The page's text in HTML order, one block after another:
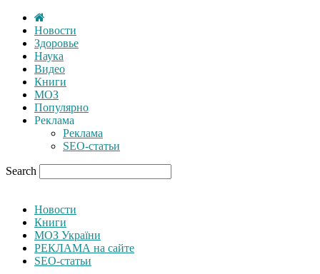
Новости
Здоровье
Наука
Видео
Книги
МОЗ
Популярно
Реклама
Реклама
SEO-статьи
Search
Новости
Книги
МОЗ України
РЕКЛАМА на сайте
SEO-статьи